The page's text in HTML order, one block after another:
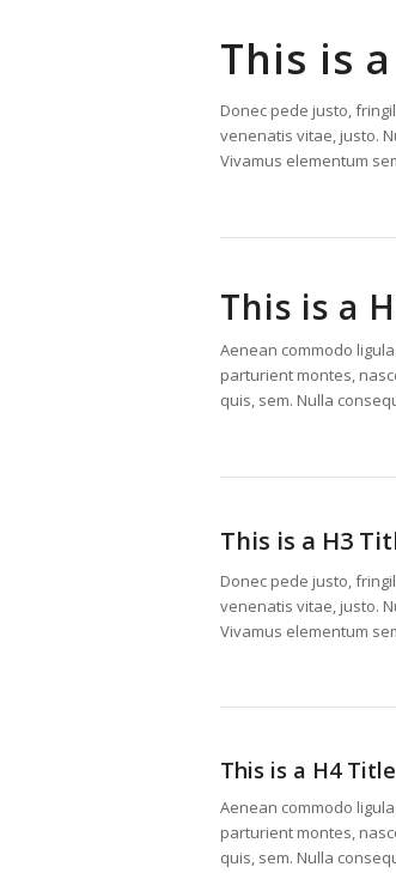
This is
Donec pede justo,
venenatis vitae, justo.
Vivamus elementum
This is a
Aenean commodo
parturient montes,
quis, sem. Nulla
This is a H3
Donec pede justo,
venenatis vitae, justo.
Vivamus elementum
This is a H4 Title
Aenean commodo
parturient montes,
quis, sem. Nulla